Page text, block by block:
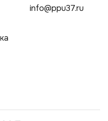
info@ppu37.ru